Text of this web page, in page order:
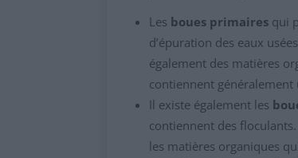
Les boues primaires qui
d’épuration des eaux
également des matières
contiennent
Il existe également les
contiennent des
les matières organiques